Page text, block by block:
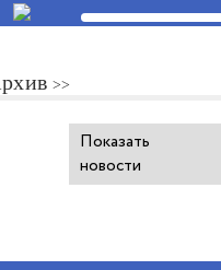
Показать
новости